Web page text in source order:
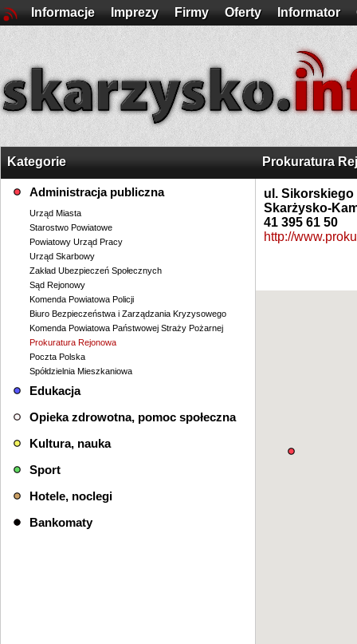
Informacje Imprezy Firmy Oferty Informator
Kategorie
Administracja publiczna
Urząd Miasta
Starostwo Powiatowe
Powiatowy Urząd Pracy
Urząd Skarbowy
Zakład Ubezpieczeń Społecznych
Sąd Rejonowy
Komenda Powiatowa Policji
Biuro Bezpieczeństwa i Zarządzania Kryzysowego
Komenda Powiatowa Państwowej Straży Pożarnej
Prokuratura Rejonowa
Poczta Polska
Spółdzielnia Mieszkaniowa
Edukacja
Opieka zdrowotna, pomoc społeczna
Kultura, nauka
Sport
Hotele, noclegi
Bankomaty
Prokuratura
ul. Sikorskiego
Skarżysko-
41 395 61 50
http://